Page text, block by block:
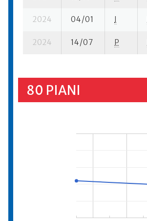
2024 04/01 I
2024 14/07 P
80 PIANI